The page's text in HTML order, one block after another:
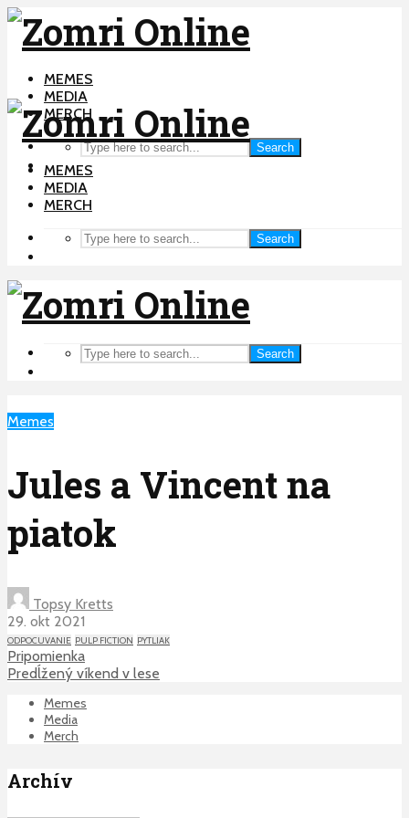
MEMES
MEDIA
MERCH
Search
MEMES
MEDIA
MERCH
Search
Search
Memes
Jules a Vincent na
piatok
Topsy Kretts
29. okt 2021
ODPOCUVANIE PULP FICTION PYTLIAK
Pripomienka
Predĺžený víkend v lese
Memes
Media
Merch
Archív